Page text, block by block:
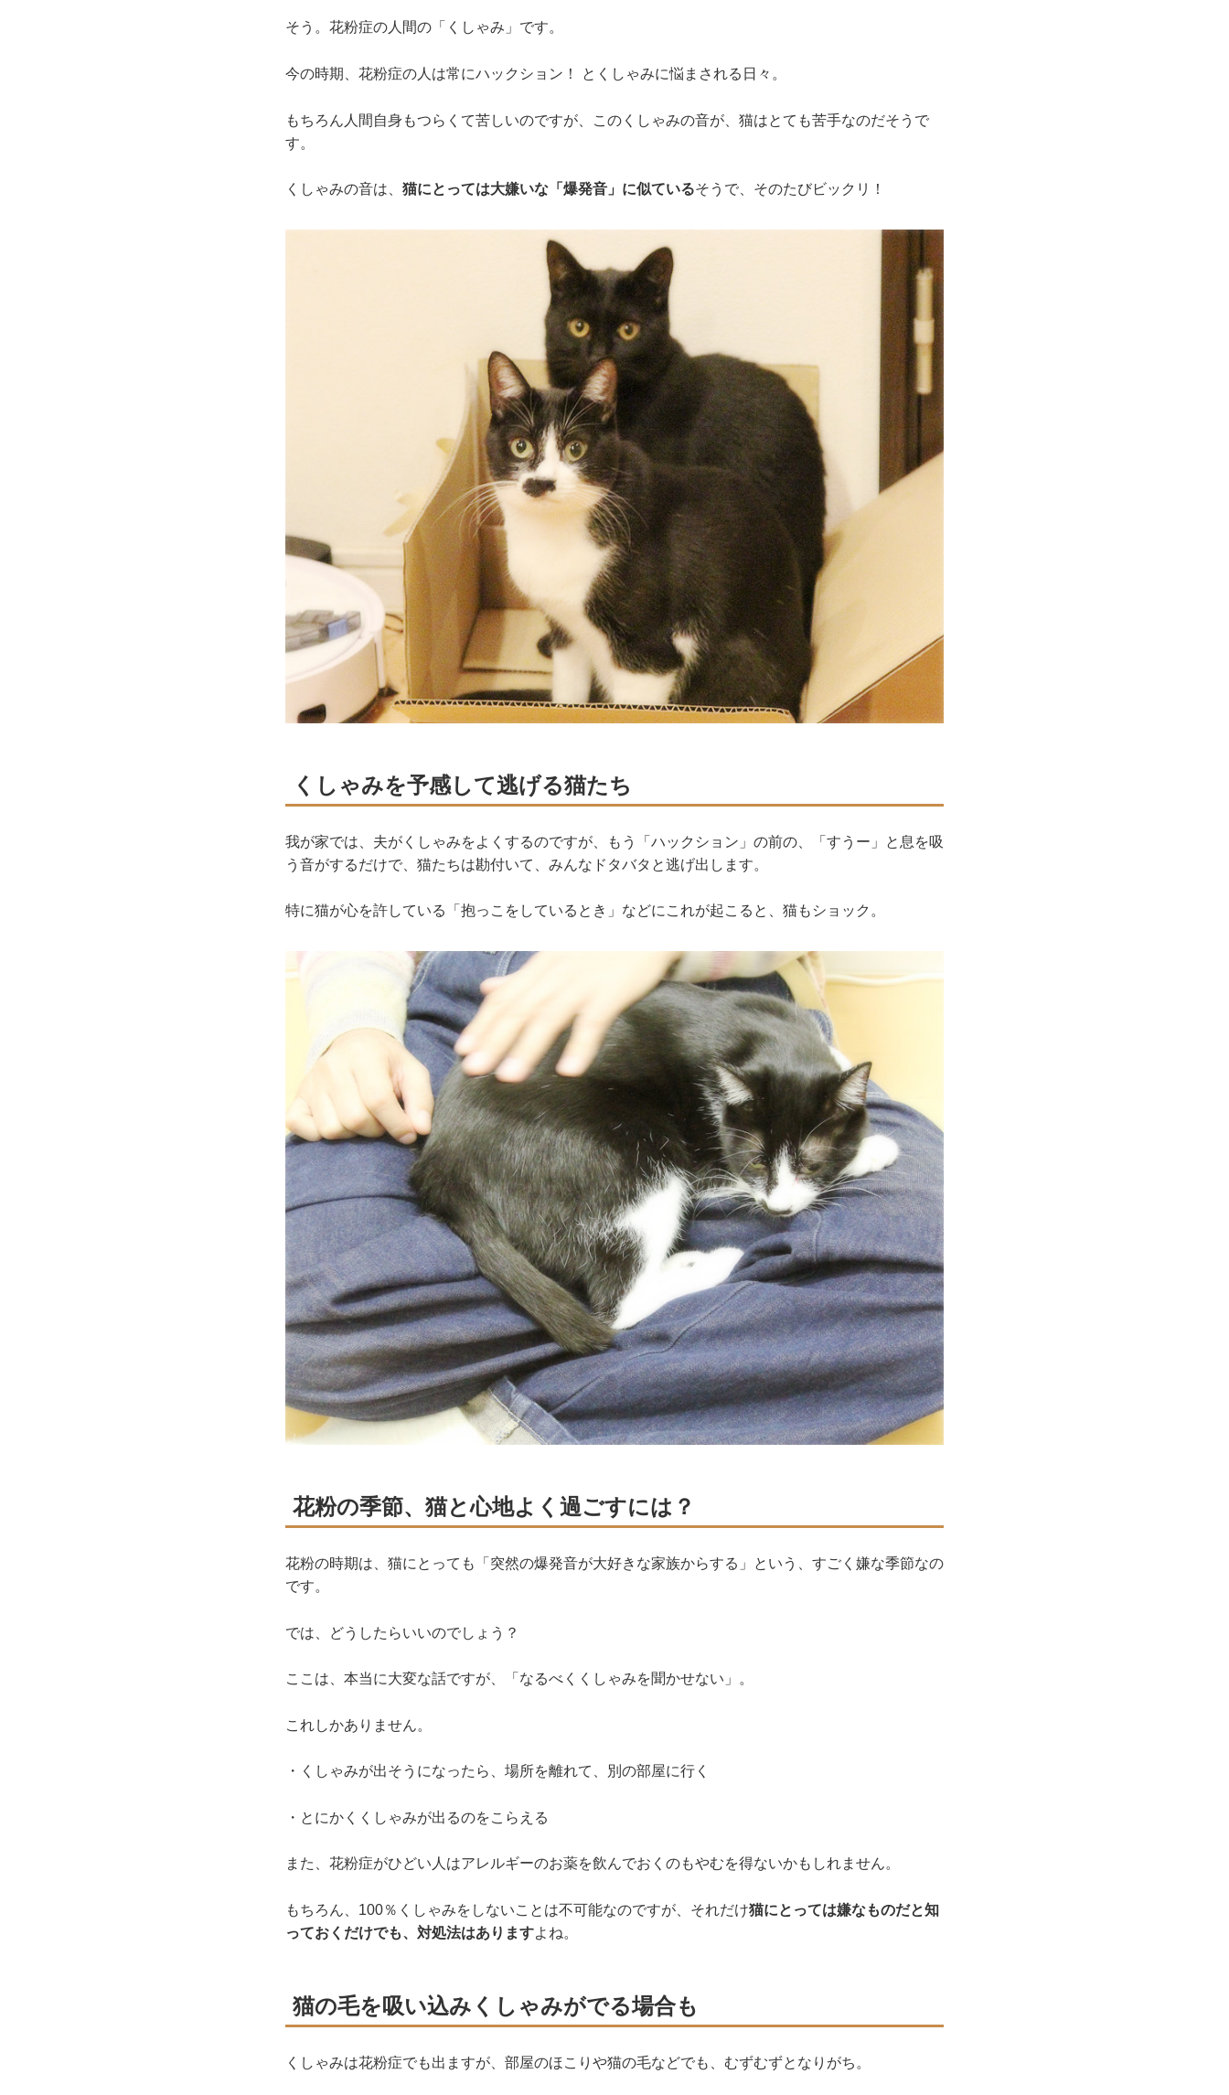
そう。花粉症の人間の「くしゃみ」です。
今の時期、花粉症の人は常にハックション！ とくしゃみに悩まされる日々。
もちろん人間自身もつらくて苦しいのですが、このくしゃみの音が、猫はとても苦手なのだそうで
す。
くしゃみの音は、 猫にとっては大嫌いな「爆発音」に似ているそうで、そのたびビックリ！
くしゃみを予感して逃げる猫たち
我が家では、夫がくしゃみをよくするのですが、もう「ハックション」の前の、「すうー」と息を吸
う音がするだけで、猫たちは勘付いて、みんなドタバタと逃げ出します。
特に猫が心を許している「抱っこをしているとき」などにこれが起こると、猫もショック。
花粉の季節、猫と心地よく過ごすには？
花粉の時期は、猫にとっても「突然の爆発音が大好きな家族からする」という、すごく嫌な季節なの
です。
では、どうしたらいいのでしょう？
ここは、本当に大変な話ですが、「なるべくくしゃみを聞かせない」。
これしかありません。
・くしゃみが出そうになったら、場所を離れて、別の部屋に行く
・とにかくくしゃみが出るのをこらえる
また、花粉症がひどい人はアレルギーのお薬を飲んでおくのもやむを得ないかもしれません。
もちろん、100％くしゃみをしないことは不可能なのですが、それだけ猫にとっては嫌なものだと知
っておくだけでも、対処法はありますよね。
猫の毛を吸い込みくしゃみがでる場合も
くしゃみは花粉症でも出ますが、部屋のほこりや猫の毛などでも、むずむずとなりがち。